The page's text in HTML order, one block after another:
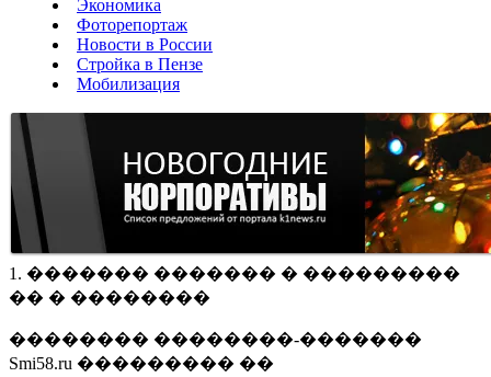
Экономика
Фоторепортаж
Новости в России
Стройка в Пензе
Мобилизация
1. ������� ������� � ���������
�� � ��������
�������� ��������-�������
Smi58.ru ��������� ��